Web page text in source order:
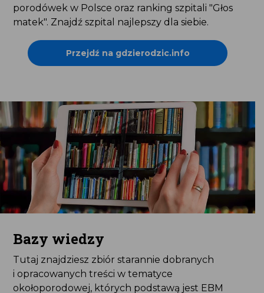
porodówek w Polsce oraz ranking szpitali "Głos
matek". Znajdź szpital najlepszy dla siebie.
Przejdź na gdzierodzic.info
Bazy wiedzy
Tutaj znajdziesz zbiór starannie dobranych
i opracowanych treści w tematyce
okołoporodowej, których podstawą jest EBM